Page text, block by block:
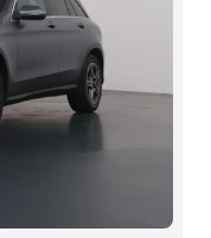
aftrekbaar)expand_more